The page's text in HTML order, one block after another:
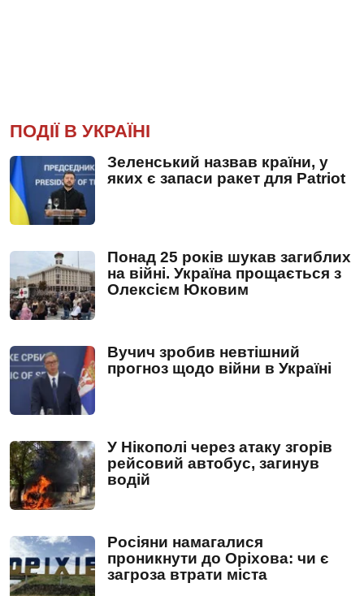
ПОДІЇ В УКРАЇНІ
Зеленський назвав країни, у
яких є запаси ракет для Patriot
Понад 25 років шукав загиблих
на війні. Україна прощається з
Олексієм Юковим
Вучич зробив невтішний
прогноз щодо війни в Україні
У Нікополі через атаку згорів
рейсовий автобус, загинув
водій
Росіяни намагалися
проникнути до Оріхова: чи є
загроза втрати міста